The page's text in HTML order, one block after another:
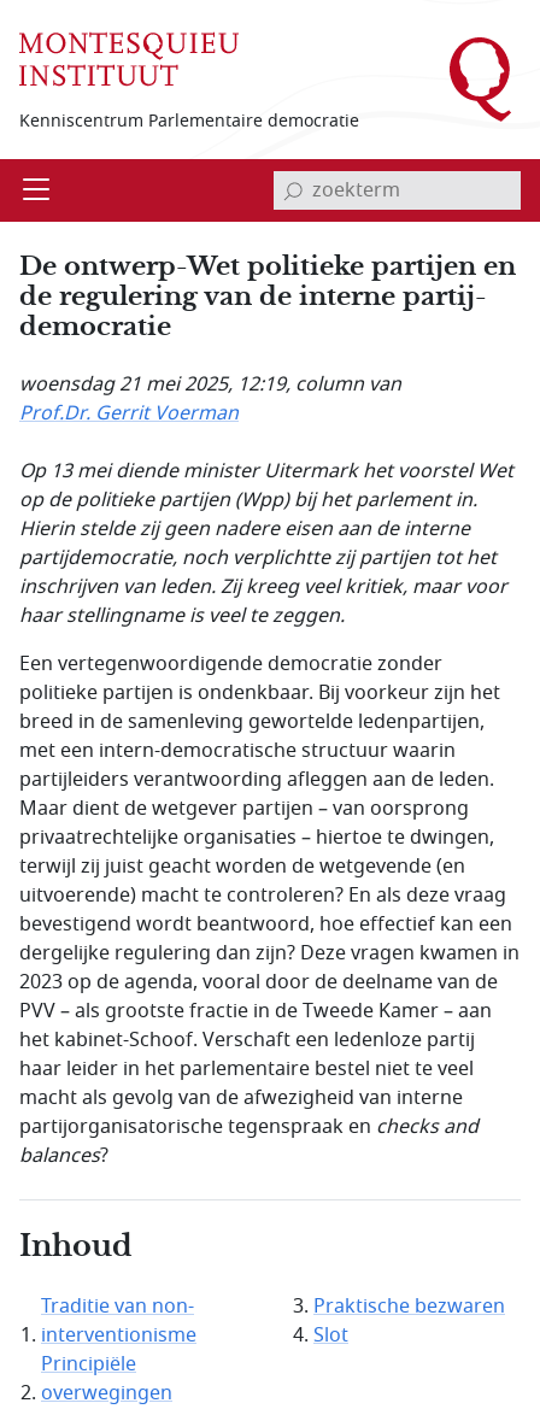
Kenniscentrum Parlementaire democratie
Open invoerveld zoekterm
De ontwerp-Wet politieke partijen en
de regulering van de interne partij­
democratie
woensdag 21 mei 2025, 12:19, column van
Prof.Dr. Gerrit Voerman
Op 13 mei diende minister Uitermark het voorstel Wet
op de politieke partijen (Wpp) bij het parlement in.
Hierin stelde zij geen nadere eisen aan de interne
partijdemocratie, noch verplichtte zij partijen tot het
inschrijven van leden. Zij kreeg veel kritiek, maar voor
haar stellingname is veel te zeggen.
Een vertegenwoordigende democratie zonder
politieke partijen is ondenkbaar. Bij voorkeur zijn het
breed in de samenleving gewortelde ledenpartijen,
met een intern-democratische structuur waarin
partijleiders verantwoording afleggen aan de leden.
Maar dient de wetgever partijen – van oorsprong
privaatrechtelijke organisaties – hiertoe te dwingen,
terwijl zij juist geacht worden de wetgevende (en
uitvoerende) macht te controleren? En als deze vraag
bevestigend wordt beantwoord, hoe effectief kan een
dergelijke regulering dan zijn? Deze vragen kwamen in
2023 op de agenda, vooral door de deelname van de
PVV – als grootste fractie in de Tweede Kamer – aan
het kabinet-Schoof. Verschaft een ledenloze partij
haar leider in het parlementaire bestel niet te veel
macht als gevolg van de afwezigheid van interne
partijorganisatorische tegenspraak en checks and
balances?
Inhoud
Traditie van non-
interventionisme
Principiële
overwegingen
Praktische bezwaren
Slot